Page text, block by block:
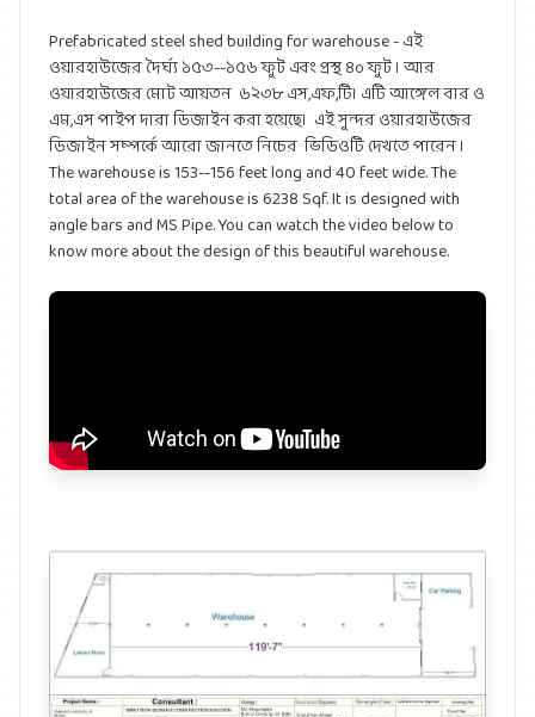
Prefabricated steel shed building for warehouse - এই
ওয়ারহাউজের দৈর্ঘ্য ১৫৩--১৫৬ ফুট এবং প্রস্থ ৪০ ফুট । আর
ওয়ারহাউজের মোট আয়তন ৬২৩৮ এস,এফ,টি। এটি আঙ্গেল বার ও
এম,এস পাইপ দারা ডিজাইন করা হয়েছে। এই সুন্দর ওয়ারহাউজের
ডিজাইন সম্পর্কে আরো জানতে নিচের ভিডিওটি দেখতে পারেন ।
The warehouse is 153--156 feet long and 40 feet wide. The
total area of the warehouse is 6238 Sqf. It is designed with
angle bars and MS Pipe. You can watch the video below to
know more about the design of this beautiful warehouse.